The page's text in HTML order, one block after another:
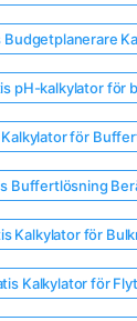
Budgetplanerare
pH-kalkylator för
för
Buffertlösning
Kalkylator för
Kalkylator för